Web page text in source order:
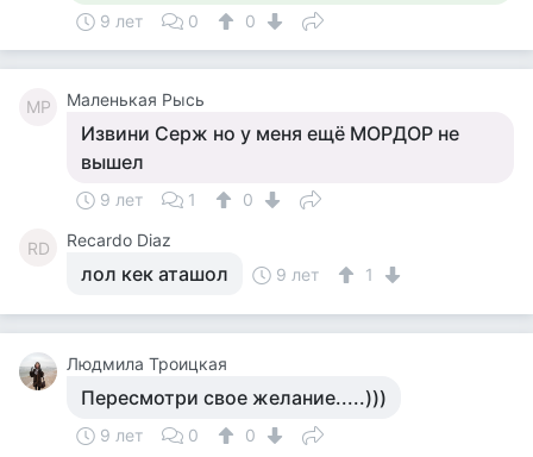
9 лет 0 0
МР Маленькая Рысь
Извини Серж но у меня ещё МОРДОР не
вышел
9 лет 1 0
RD Recardo Diaz
лол кек аташол 9 лет 1
Людмила Троицкая
Пересмотри свое желание.....)))
9 лет 0 0